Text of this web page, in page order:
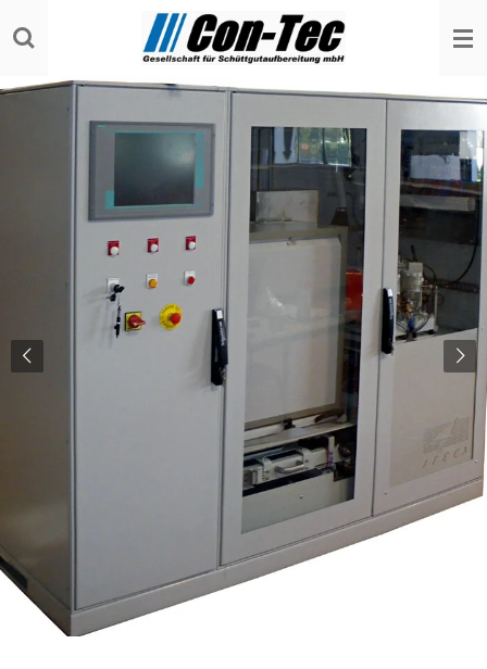
Hauptinhalt